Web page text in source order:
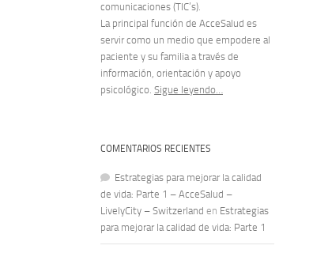
comunicaciones (TIC’s).
La principal función de AcceSalud es
servir como un medio que empodere al
paciente y su familia a través de
información, orientación y apoyo
psicológico. Sigue leyendo…
COMENTARIOS RECIENTES
Estrategias para mejorar la calidad
de vida: Parte 1 – AcceSalud –
LivelyCity – Switzerland en Estrategias
para mejorar la calidad de vida: Parte 1